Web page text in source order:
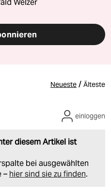
Welzer
Neueste / Älteste
diesem Artikel ist
bei ausgewählten
– hier sind sie zu finden.
einloggen